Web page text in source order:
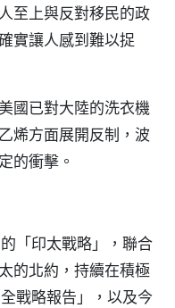
至上與反對移民的政
實讓人感到難以捉
國已對大陸的洗衣機
烯方面展開反制，波
的衝擊。
「印太戰略」，聯合
的北約，持續在積極
戰略報告」，以及今